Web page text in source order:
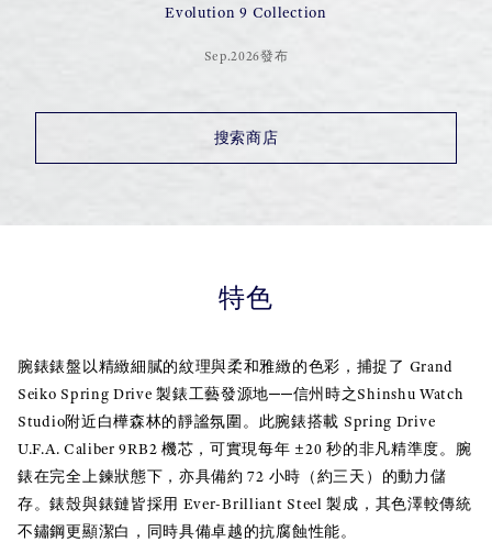
Evolution 9 Collection
Sep.2026發布
搜索商店
特色
腕錶錶盤以精緻細膩的紋理與柔和雅緻的色彩，捕捉了 Grand
Seiko Spring Drive 製錶工藝發源地──信州時之Shinshu Watch
Studio附近白樺森林的靜謐氛圍。此腕錶搭載 Spring Drive
U.F.A. Caliber 9RB2 機芯，可實現每年 ±20 秒的非凡精準度。腕
錶在完全上鍊狀態下，亦具備約 72 小時（約三天）的動力儲
存。錶殼與錶鏈皆採用 Ever-Brilliant Steel 製成，其色澤較傳統
不鏽鋼更顯潔白，同時具備卓越的抗腐蝕性能。